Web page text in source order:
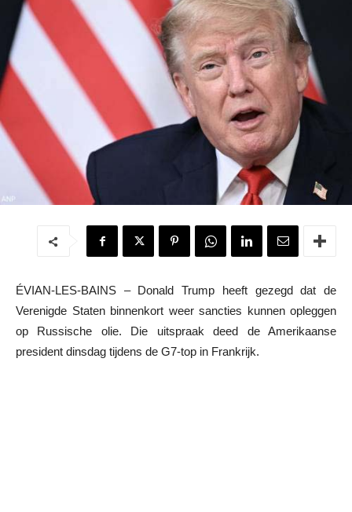
ÉVIAN-LES-BAINS – Donald Trump heeft gezegd dat de
Verenigde Staten binnenkort weer sancties kunnen opleggen
op Russische olie. Die uitspraak deed de Amerikaanse
president dinsdag tijdens de G7-top in Frankrijk.